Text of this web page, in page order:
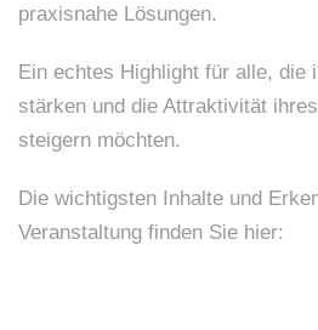
praxisnahe Lösungen.
Ein echtes Highlight für alle, die
stärken und die Attraktivität
steigern möchten.
Die wichtigsten Inhalte und
Veranstaltung finden Sie hier: